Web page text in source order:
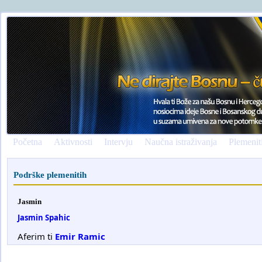
Početna Aktivnosti Intervju Naučna istraživanja
Podrške plemenitih
Jasmin
Jasmin Spahic
Aferim ti Emir Ramic